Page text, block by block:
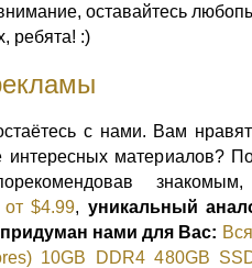
оставайтесь
ребята! :)
с нами. Вам
интересных материалов?
от $4.99, уникальный
нами для Вас:
10GB DDR4 480GB